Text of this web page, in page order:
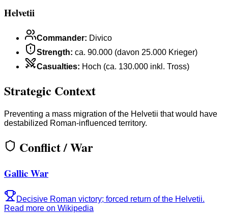
Helvetii
Commander: Divico
Strength: ca. 90.000 (davon 25.000 Krieger)
Casualties: Hoch (ca. 130.000 inkl. Tross)
Strategic Context
Preventing a mass migration of the Helvetii that would have
destabilized Roman-influenced territory.
Conflict / War
Gallic War
Decisive Roman victory; forced return of the Helvetii.
Read more on Wikipedia